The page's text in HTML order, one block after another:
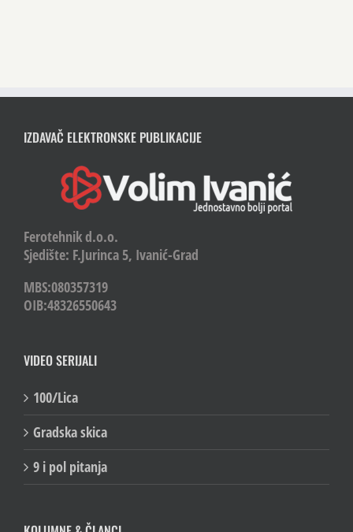
IZDAVAČ ELEKTRONSKE PUBLIKACIJE
Ferotehnik d.o.o.
Sjedište: F.Jurinca 5, Ivanić-Grad
MBS:080357319
OIB:48326550643
VIDEO SERIJALI
100/Lica
Gradska skica
9 i pol pitanja